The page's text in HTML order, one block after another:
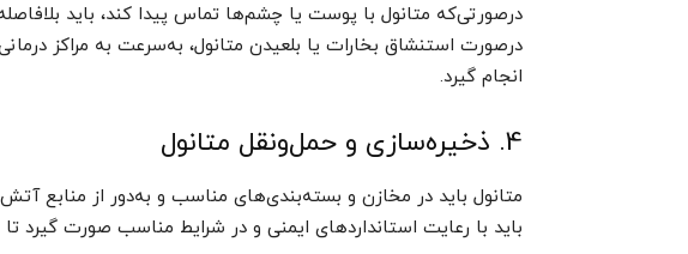
درصورتی‌که متانول با پوست یا چشم‌ها تماس پیدا کند، باید
درصورت استنشاق بخارات یا بلعیدن متانول، به‌سرعت به مراکز
انجام گیرد.
4. ذخیره‌سازی و حمل‌ونقل متانول
متانول باید در مخازن و بسته‌بندی‌های مناسب و به‌دور از منابع
باید با رعایت استانداردهای ایمنی و در شرایط مناسب صورت